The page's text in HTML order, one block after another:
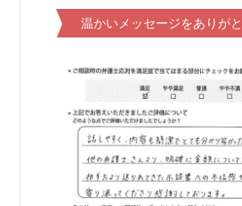
温かいメッセージをありが